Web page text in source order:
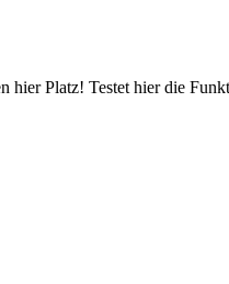
Platz! Testet hier die